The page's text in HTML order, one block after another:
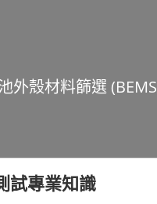
外殼材料篩選
試專業知識